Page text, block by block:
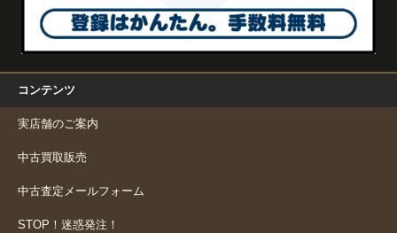
コンテンツ
実店舗のご案内
中古買取販売
中古査定メールフォーム
STOP！迷惑発注！